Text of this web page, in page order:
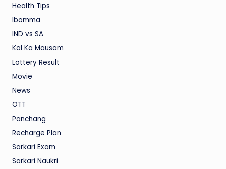
Health Tips
Ibomma
IND vs SA
Kal Ka Mausam
Lottery Result
Movie
News
OTT
Panchang
Recharge Plan
Sarkari Exam
Sarkari Naukri